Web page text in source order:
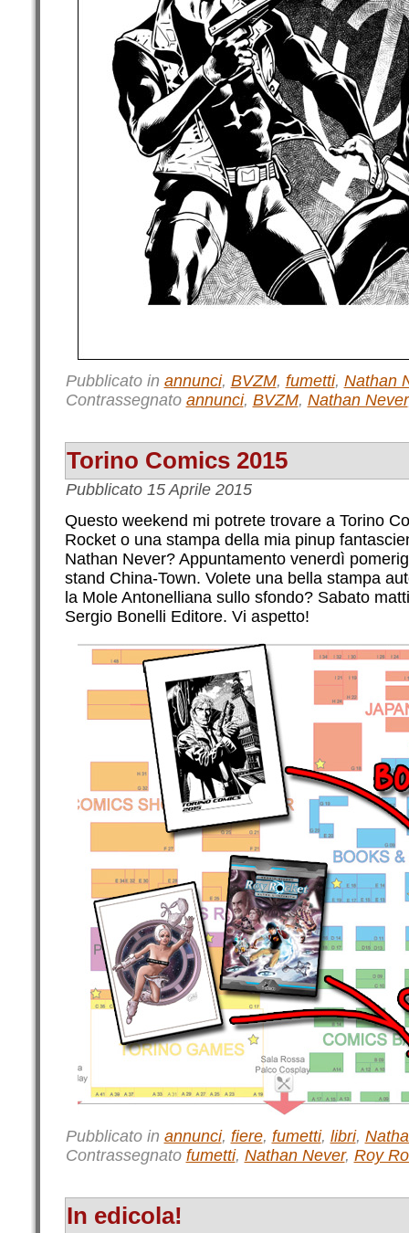
Pubblicato in annunci, BVZM, fumetti, Nathan
Contrassegnato annunci, BVZM, Nathan Never
Torino Comics 2015
Pubblicato 15 Aprile 2015
Questo weekend mi potrete trovare a Torino
Rocket o una stampa della mia pinup
Nathan Never? Appuntamento venerdì
stand China-Town. Volete una bella stampa
la Mole Antonelliana sullo sfondo? Sabato
Sergio Bonelli Editore. Vi aspetto!
Pubblicato in annunci, fiere, fumetti, libri,
Contrassegnato fumetti, Nathan Never, Roy
In edicola!